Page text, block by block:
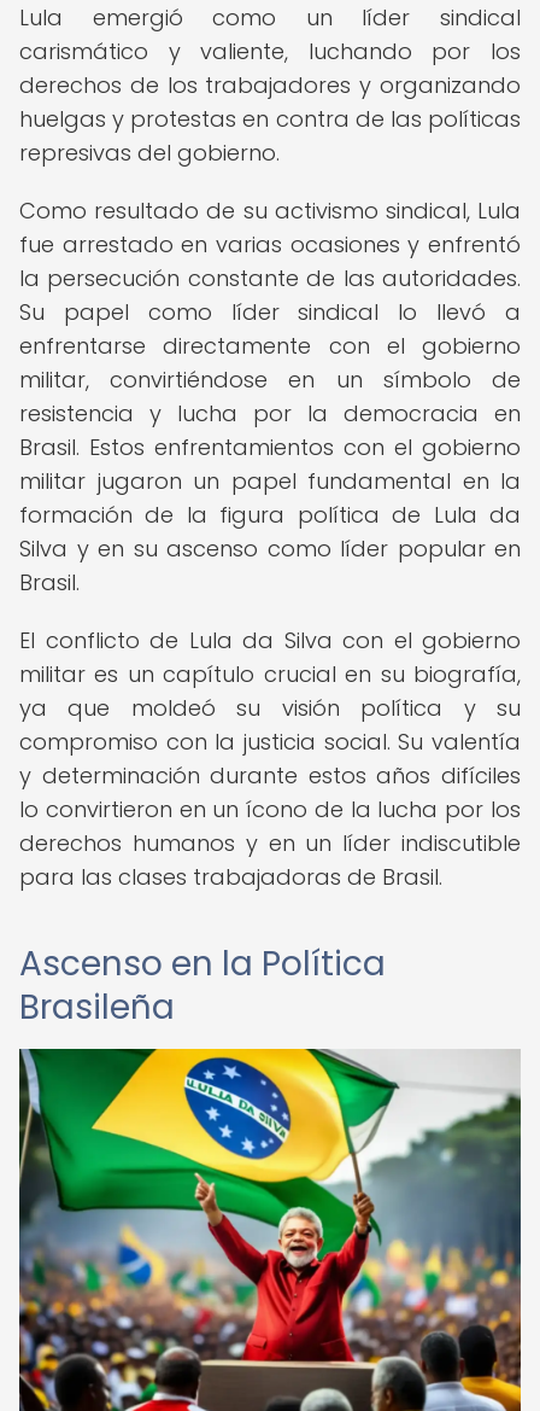
Lula emergió como un líder sindical
carismático y valiente, luchando por los
derechos de los trabajadores y organizando
huelgas y protestas en contra de las políticas
represivas del gobierno.
Como resultado de su activismo sindical, Lula
fue arrestado en varias ocasiones y enfrentó
la persecución constante de las autoridades.
Su papel como líder sindical lo llevó a
enfrentarse directamente con el gobierno
militar, convirtiéndose en un símbolo de
resistencia y lucha por la democracia en
Brasil. Estos enfrentamientos con el gobierno
militar jugaron un papel fundamental en la
formación de la figura política de Lula da
Silva y en su ascenso como líder popular en
Brasil.
El conflicto de Lula da Silva con el gobierno
militar es un capítulo crucial en su biografía,
ya que moldeó su visión política y su
compromiso con la justicia social. Su valentía
y determinación durante estos años difíciles
lo convirtieron en un ícono de la lucha por los
derechos humanos y en un líder indiscutible
para las clases trabajadoras de Brasil.
Ascenso en la Política
Brasileña